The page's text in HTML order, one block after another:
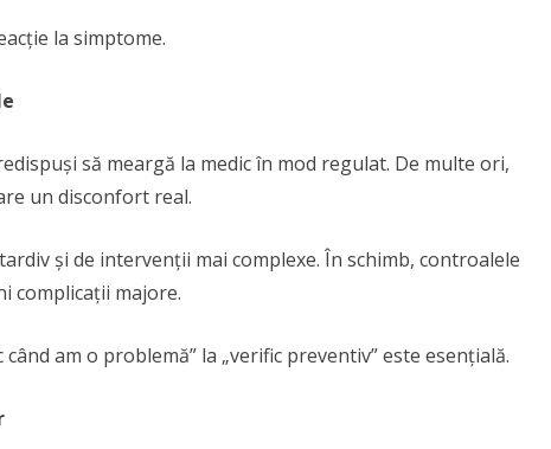
la simptome.
să meargă la medic în mod regulat. De multe ori,
un disconfort real.
și de intervenții mai complexe. În schimb, controalele
complicații majore.
am o problemă” la „verific preventiv” este esențială.